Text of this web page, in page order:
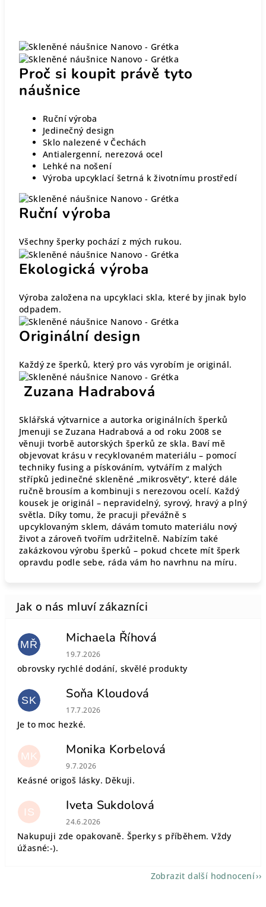
Proč si koupit právě tyto
náušnice
Ruční výroba
Jedinečný design
Sklo nalezené v Čechách
Antialergenní, nerezová ocel
Lehké na nošení
Výroba upcyklací šetrná k životnímu prostředí
Ruční výroba
Všechny šperky pochází z mých rukou.
Ekologická výroba
Výroba založena na upcyklaci skla, které by jinak bylo
odpadem.
Originální design
Každý ze šperků, který pro vás vyrobím je originál.
Zuzana Hadrabová
Sklářská výtvarnice a autorka originálních šperků
Jmenuji se Zuzana Hadrabová a od roku 2008 se
věnuji tvorbě autorských šperků ze skla. Baví mě
objevovat krásu v recyklovaném materiálu – pomocí
techniky fusing a pískováním, vytvářím z malých
střípků jedinečné skleněné „mikrosvěty“, které dále
ručně brousím a kombinuji s nerezovou ocelí. Každý
kousek je originál – nepravidelný, syrový, hravý a plný
světla. Díky tomu, že pracuji převážně s
upcyklovaným sklem, dávám tomuto materiálu nový
život a zároveň tvořím udržitelně. Nabízím také
zakázkovou výrobu šperků – pokud chcete mít šperk
opravdu podle sebe, ráda vám ho navrhnu na míru.
MŘ Michaela Říhová
Hodnocení obchodu je 5 z 5 hvězdiček.
19.7.2026
obrovsky rychlé dodání, skvělé produkty
SK Soňa Kloudová
Hodnocení obchodu je 5 z 5 hvězdiček.
17.7.2026
Je to moc hezké.
MK Monika Korbelová
Hodnocení obchodu je 5 z 5 hvězdiček.
9.7.2026
Keásné origoš lásky. Děkuji.
IS Iveta Sukdolová
Hodnocení obchodu je 5 z 5 hvězdiček.
24.6.2026
Nakupuji zde opakovaně. Šperky s příběhem. Vždy
úžasné:-).
Zobrazit další hodnocení